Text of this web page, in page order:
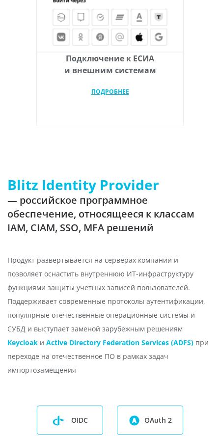
Подключение к ЕСИА
и внешним системам
ПОДРОБНЕЕ
Blitz Identity Provider
— российское программное
обеспечение, относящееся к классам
IAM, CIAM, SSO, MFA решений
Продукт развертывается на серверах компании и
позволяет оснастить внутреннюю ИТ-инфраструктуру
функциями защиты учетных записей пользователей.
Поддерживает современные протоколы аутентификации,
популярные отечественные операционные системы и
СУБД и выступает заменой зарубежным решениям
Keycloak и Active Directory Federation Services (ADFS) при
переходе на отечественное ПО в рамках задач
импортозамещения
OIDC OAuth 2